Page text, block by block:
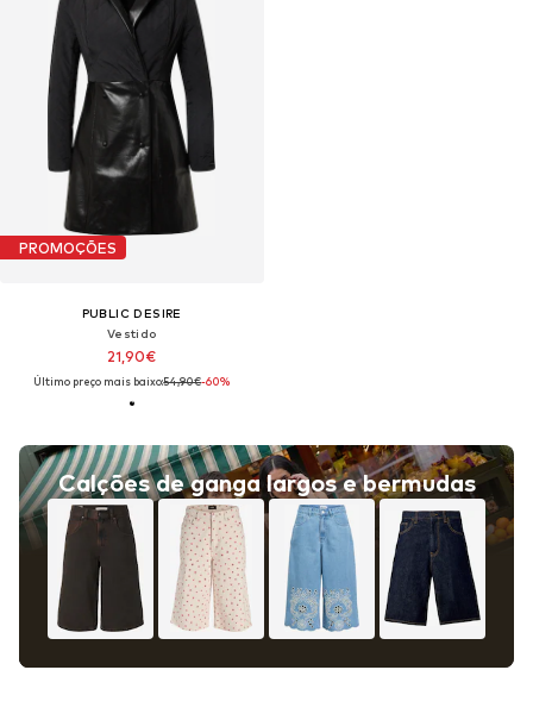
PROMOÇÕES
PUBLIC DESIRE
Vestido
21,90€
Último preço mais baixo:54,90€-60%
Calções de ganga largos e bermudas